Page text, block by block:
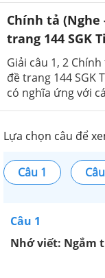
Chính tả
trang 144 SGK
Giải câu 1, 2
đề trang 144 SGK
có nghĩa ứng với
Lựa chọn câu để
Câu 1
Câu 1
Nhớ viết: Ngắm